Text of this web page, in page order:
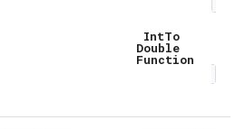
IntTo
Double
Function